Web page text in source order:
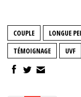
COUPLE LONGUE
TÉMOIGNAGE
UVF